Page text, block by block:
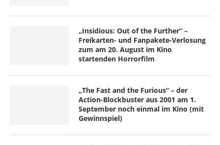
„Insidious: Out of the Further“ –
Freikarten- und Fanpakete-Verlosung
zum am 20. August im Kino
startenden Horrorfilm
„The Fast and the Furious“ – der
Action-Blockbuster aus 2001 am 1.
September noch einmal im Kino (mit
Gewinnspiel)